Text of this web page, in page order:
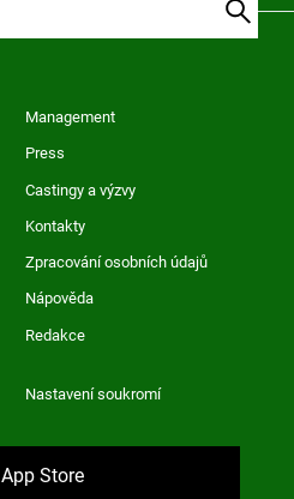
Management
Press
Castingy a výzvy
Kontakty
Zpracování osobních údajů
Nápověda
Redakce
Nastavení soukromí
App Store